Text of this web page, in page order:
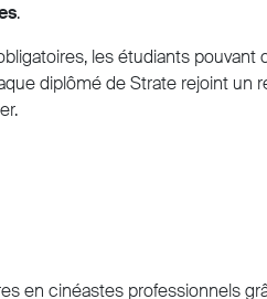
.
les étudiants
diplômé de Strate rejoint un
en cinéastes professionnels